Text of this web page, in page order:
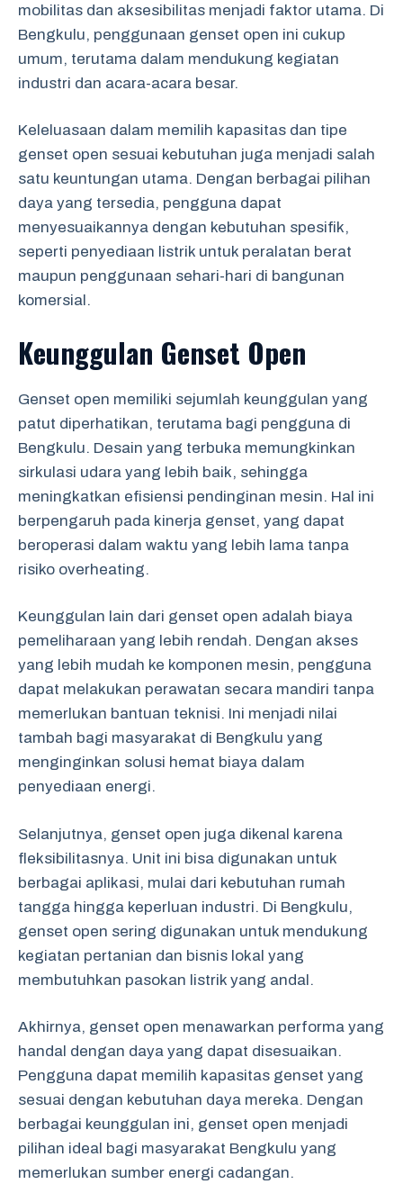
mobilitas dan aksesibilitas menjadi faktor utama. Di
Bengkulu, penggunaan genset open ini cukup
umum, terutama dalam mendukung kegiatan
industri dan acara-acara besar.
Keleluasaan dalam memilih kapasitas dan tipe
genset open sesuai kebutuhan juga menjadi salah
satu keuntungan utama. Dengan berbagai pilihan
daya yang tersedia, pengguna dapat
menyesuaikannya dengan kebutuhan spesifik,
seperti penyediaan listrik untuk peralatan berat
maupun penggunaan sehari-hari di bangunan
komersial.
Keunggulan Genset Open
Genset open memiliki sejumlah keunggulan yang
patut diperhatikan, terutama bagi pengguna di
Bengkulu. Desain yang terbuka memungkinkan
sirkulasi udara yang lebih baik, sehingga
meningkatkan efisiensi pendinginan mesin. Hal ini
berpengaruh pada kinerja genset, yang dapat
beroperasi dalam waktu yang lebih lama tanpa
risiko overheating.
Keunggulan lain dari genset open adalah biaya
pemeliharaan yang lebih rendah. Dengan akses
yang lebih mudah ke komponen mesin, pengguna
dapat melakukan perawatan secara mandiri tanpa
memerlukan bantuan teknisi. Ini menjadi nilai
tambah bagi masyarakat di Bengkulu yang
menginginkan solusi hemat biaya dalam
penyediaan energi.
Selanjutnya, genset open juga dikenal karena
fleksibilitasnya. Unit ini bisa digunakan untuk
berbagai aplikasi, mulai dari kebutuhan rumah
tangga hingga keperluan industri. Di Bengkulu,
genset open sering digunakan untuk mendukung
kegiatan pertanian dan bisnis lokal yang
membutuhkan pasokan listrik yang andal.
Akhirnya, genset open menawarkan performa yang
handal dengan daya yang dapat disesuaikan.
Pengguna dapat memilih kapasitas genset yang
sesuai dengan kebutuhan daya mereka. Dengan
berbagai keunggulan ini, genset open menjadi
pilihan ideal bagi masyarakat Bengkulu yang
memerlukan sumber energi cadangan.